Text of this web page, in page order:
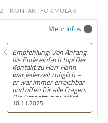
KONTAKTFORMULAR
Mehr Infos
10.11.2025
Empfehlung! Von Anfang
bis Ende einfach top! Der
Kontakt zu Herr Hahn
war jederzeit möglich –
er war immer erreichbar
und offen für alle Fragen.
Die Umsetzung verlief
völlig unkompliziert und
ohne Komplikationen,
von der Planung bis zur